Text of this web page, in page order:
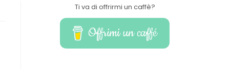
Ti va di offrirmi un caffè?
Offrimi un caffé